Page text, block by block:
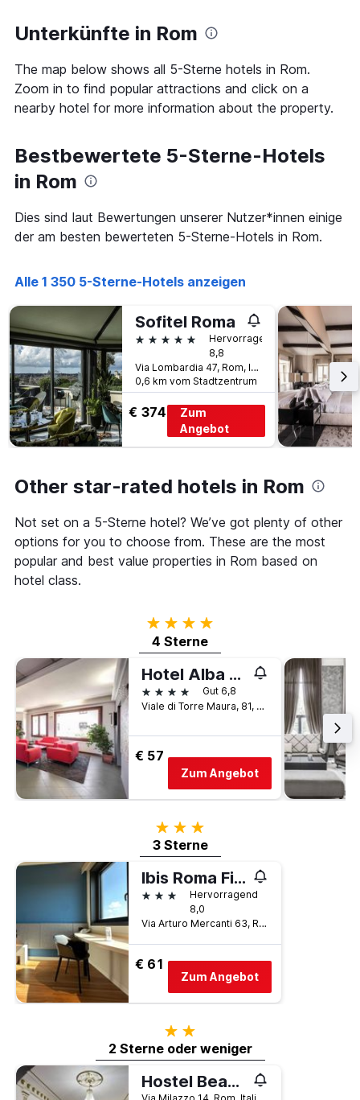
Achse,
den
durchschnittlichen
Zimmerpreis
an
anzeigt,
der
in
letzten
3
wurde.
näher
das
rückt.
Das
Diagramm
hat
Achse,
die
die
der
Tage
Aufenthalt
Diagramm
hat
1
Y-
Achse,
die
den
durchschnittlichen
Zimmerpreis
Unterkünfte in Rom
The map below shows all 5-Sterne hotels in Rom.
Zoom in to find popular attractions and click on a
nearby hotel for more information about the property.
Bestbewertete 5-Sterne-Hotels
in Rom
Dies sind laut Bewertungen unserer Nutzer*innen einige
der am besten bewerteten 5-Sterne-Hotels in Rom.
Alle 1 350 5-Sterne-Hotels anzeigen
Sofitel Roma
5 Sterne
Hervorragend
8,8
Via Lombardia 47, Rom, Italien
0,6 km vom Stadtzentrum
€ 374
Zum
Angebot
Other star-rated hotels in Rom
Not set on a 5-Sterne hotel? We’ve got plenty of other
options for you to choose from. These are the most
popular and best value properties in Rom based on
hotel class.
4 Sterne
4 Sterne
Hotel Alba Roma
4 Sterne
Gut 6,8
Viale di Torre Maura, 81, Rom, Italien
€ 57
Zum Angebot
3 Sterne
3 Sterne
Ibis Roma Fiera
3 SterneHervorragend
8,0
Via Arturo Mercanti 63, Rom, Italien
€ 61
Zum Angebot
2 Sterne
2 Sterne oder weniger
Hostel Beautiful